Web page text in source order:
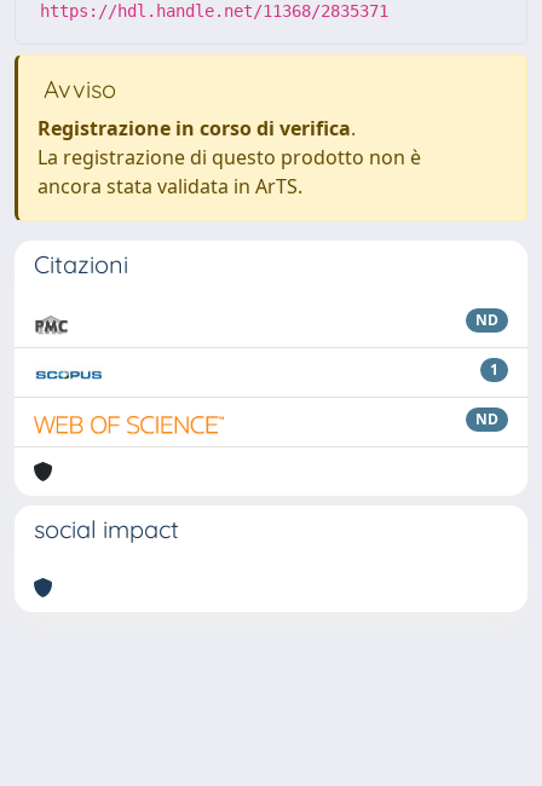
https://hdl.handle.net/11368/2835371
Avviso
Registrazione in corso di verifica.
La registrazione di questo prodotto non è
ancora stata validata in ArTS.
Citazioni
ND
1
ND
social impact